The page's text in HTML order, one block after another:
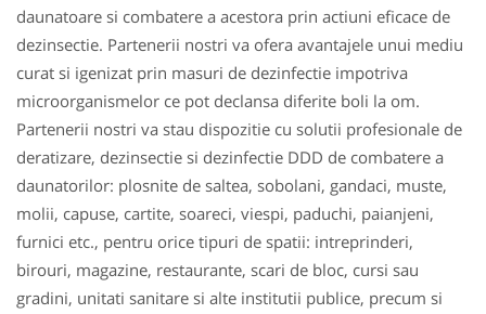
daunatoare si combatere a acestora prin actiuni eficace de
dezinsectie. Partenerii nostri va ofera avantajele unui mediu
curat si igenizat prin masuri de dezinfectie impotriva
microorganismelor ce pot declansa diferite boli la om.
Partenerii nostri va stau dispozitie cu solutii profesionale de
deratizare, dezinsectie si dezinfectie DDD de combatere a
daunatorilor: plosnite de saltea, sobolani, gandaci, muste,
molii, capuse, cartite, soareci, viespi, paduchi, paianjeni,
furnici etc., pentru orice tipuri de spatii: intreprinderi,
birouri, magazine, restaurante, scari de bloc, cursi sau
gradini, unitati sanitare si alte institutii publice, precum si